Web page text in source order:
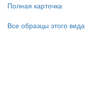
Полная карточка
Все образцы этого вида